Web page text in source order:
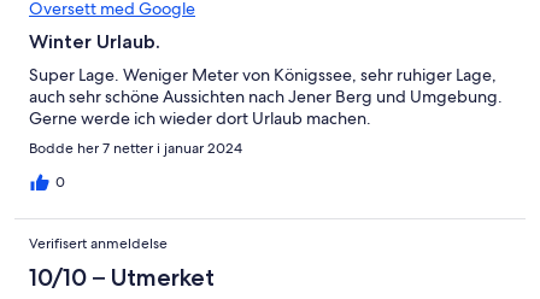
Oversett med Google
Winter Urlaub.
Super Lage. Weniger Meter von Königssee, sehr ruhiger Lage,
auch sehr schöne Aussichten nach Jener Berg und Umgebung.
Gerne werde ich wieder dort Urlaub machen.
Bodde her 7 netter i januar 2024
0
Verifisert anmeldelse
10/10 – Utmerket